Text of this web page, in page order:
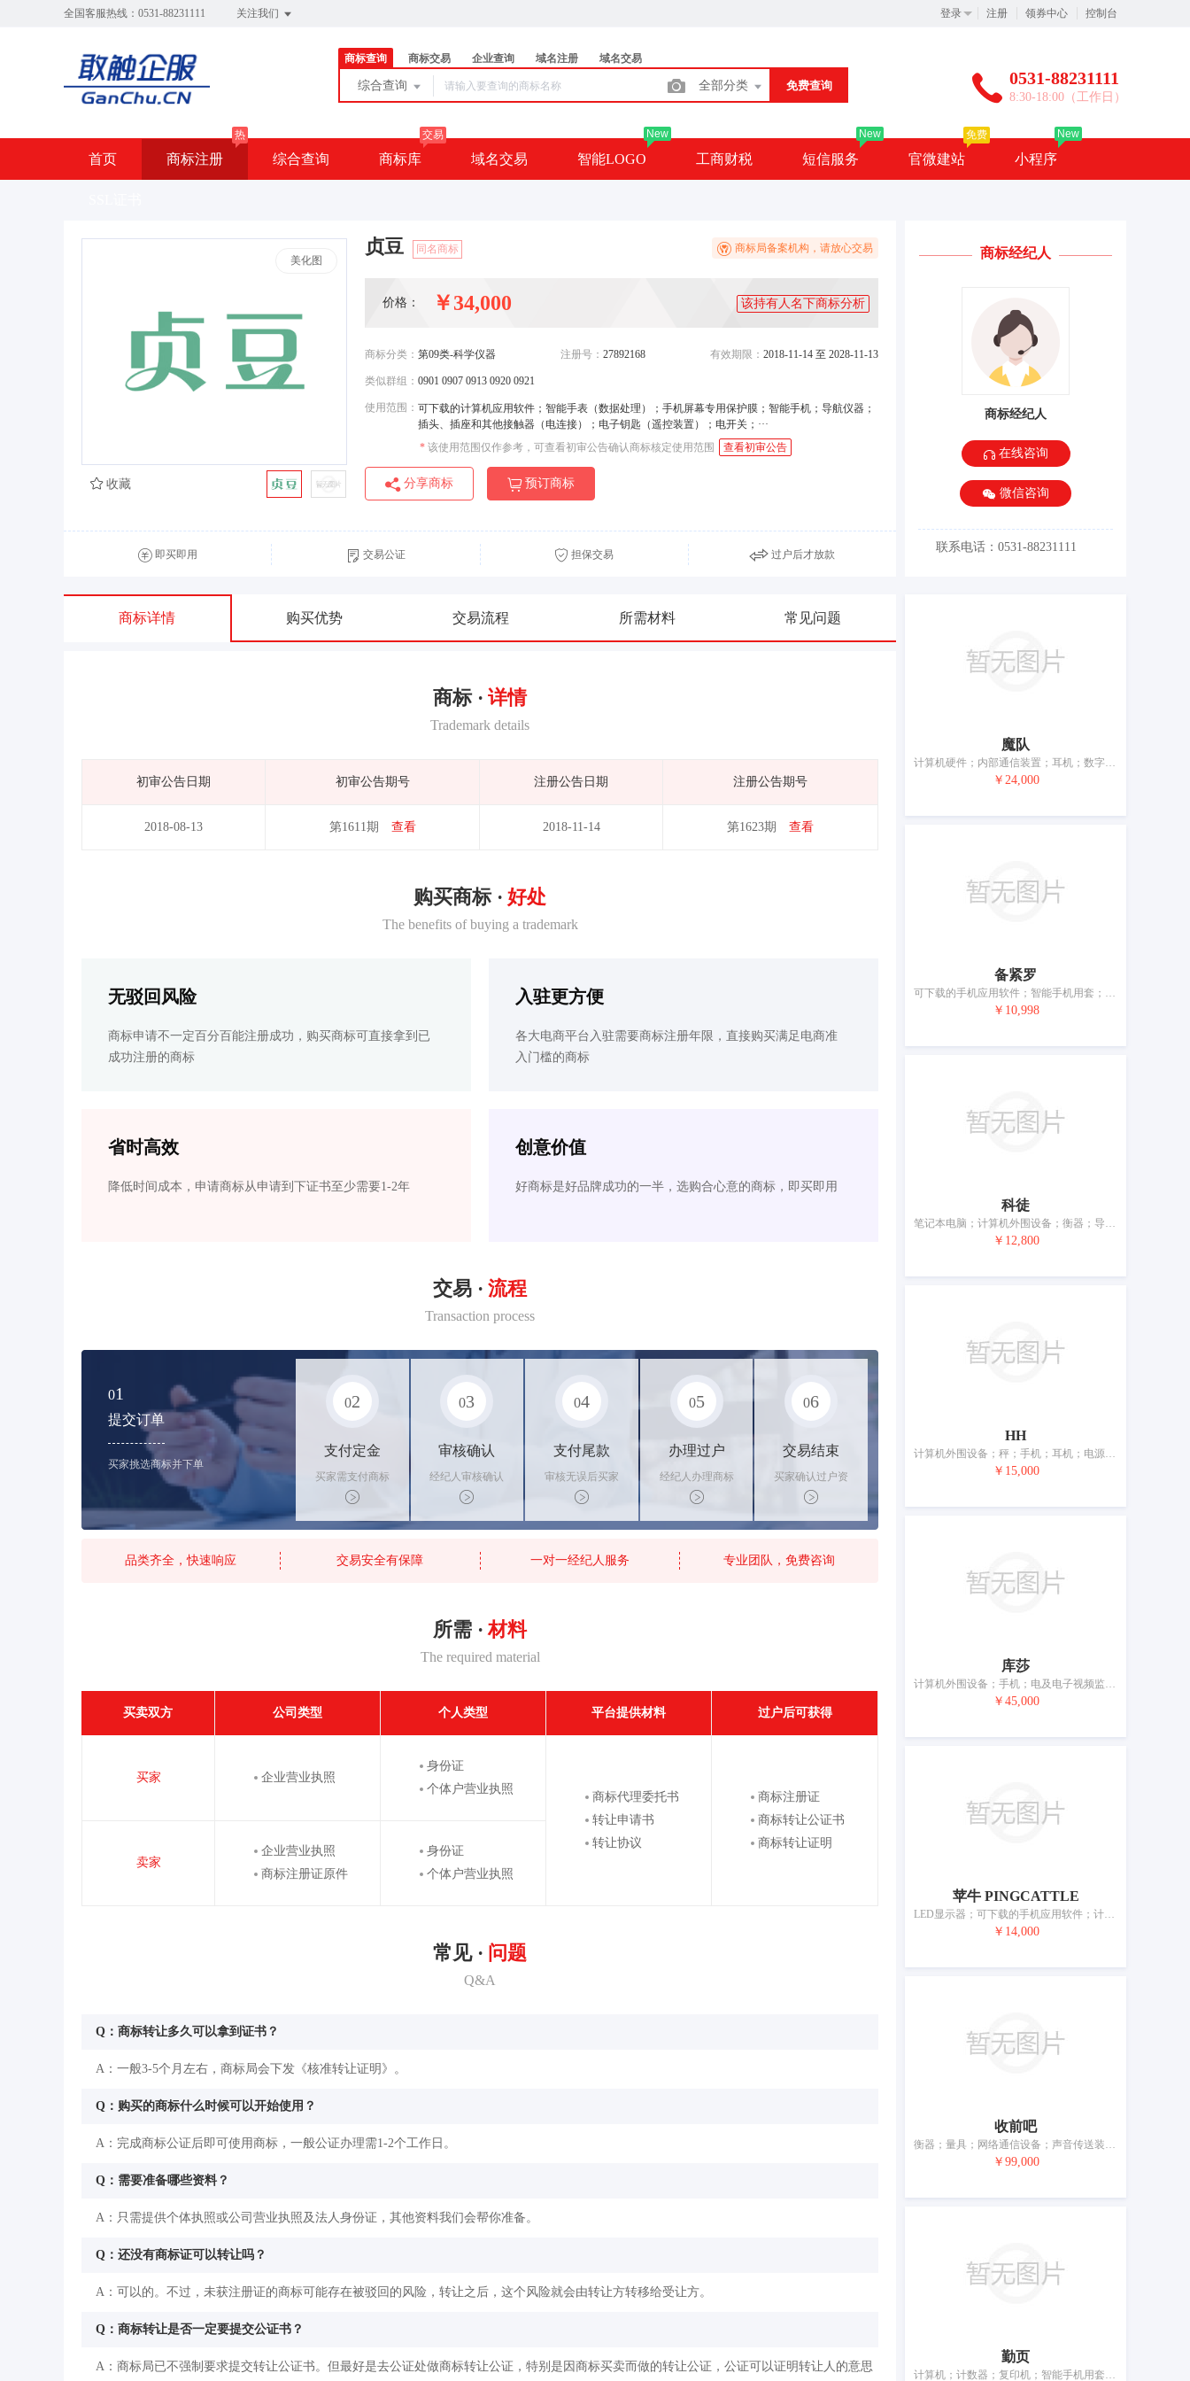
全国客服热线：0531-88231111 关注我们 登录 注册 领券中心 控制台
商标查询 商标交易 企业查询 域名注册 域名交易
综合查询 全部分类 免费查询 0531-88231111
8:30-18:00（工作日）
首页 商标注册
热
综合查询 商标库
交易
域名交易 智能LOGO
New
工商财税 短信服务
New
官微建站
免费
小程序
New
美化图
贞豆 同名商标 商标局备案机构，请放心交易
价格： ￥34,000 该持有人名下商标分析
商标分类： 第09类-科学仪器 注册号： 27892168 有效期限： 2018-11-14 至 2028-11-13
类似群组： 0901 0907 0913 0920 0921
使用范围： 可下载的计算机应用软件；智能手表（数据处理）；手机屏幕专用保护膜；智能手机；导航仪器；
插头、插座和其他接触器（电连接）；电子钥匙（遥控装置）；电开关；···
* 该使用范围仅作参考，可查看初审公告确认商标核定使用范围 查看初审公告
分享商标 预订商标
收藏
即买即用 交易公证 担保交易 过户后才放款
商标详情 购买优势 交易流程 所需材料 常见问题
商标 · 详情
Trademark details
初审公告日期 初审公告期号 注册公告日期 注册公告期号
2018-08-13 第1611期 查看 2018-11-14 第1623期 查看
购买商标 · 好处
The benefits of buying a trademark
无驳回风险
商标申请不一定百分百能注册成功，购买商标可直接拿到已
成功注册的商标
入驻更方便
各大电商平台入驻需要商标注册年限，直接购买满足电商准
入门槛的商标
省时高效
降低时间成本，申请商标从申请到下证书至少需要1-2年
创意价值
好商标是好品牌成功的一半，选购合心意的商标，即买即用
交易 · 流程
Transaction process
01
提交订单
买家挑选商标并下单
02
支付定金
买家需支付商标
标价的20%的购
买订金
03
审核确认
经纪人审核确认
商标状态
04
支付尾款
审核无误后买家
支付尾款，卖家
办理相关手续
05
办理过户
经纪人办理商标
转让手续，交付
相关证书
06
交易结束
买家确认过户资
料后，平台解冻
资金支付卖家
品类齐全，快速响应 交易安全有保障 一对一经纪人服务 专业团队，免费咨询
所需 · 材料
The required material
买卖双方 公司类型 个人类型 平台提供材料 过户后可获得
买家 企业营业执照
身份证
个体户营业执照
商标代理委托书
转让申请书
转让协议
商标注册证
商标转让公证书
商标转让证明
卖家
企业营业执照
商标注册证原件
身份证
个体户营业执照
常见 · 问题
Q&A
Q：商标转让多久可以拿到证书？
A：一般3-5个月左右，商标局会下发《核准转让证明》。
Q：购买的商标什么时候可以开始使用？
A：完成商标公证后即可使用商标，一般公证办理需1-2个工作日。
Q：需要准备哪些资料？
A：只需提供个体执照或公司营业执照及法人身份证，其他资料我们会帮你准备。
Q：还没有商标证可以转让吗？
A：可以的。不过，未获注册证的商标可能存在被驳回的风险，转让之后，这个风险就会由转让方转移给受让方。
Q：商标转让是否一定要提交公证书？
A：商标局已不强制要求提交转让公证书。但最好是去公证处做商标转让公证，特别是因商标买卖而做的转让公证，公证可以证明转让人的意思
商标经纪人
商标经纪人
在线咨询
微信咨询
联系电话：0531-88231111
魔队
计算机硬件；内部通信装置；耳机；数字投影仪；测量器械和仪器；电源材料（电线、电缆）；电容器；电子防盗装置；眼镜；电池
￥24,000
备紧罗
可下载的手机应用软件；智能手机用套；耳机；计量仪器；电源材料（电线、电缆）；芯片（集成电路）；个人用防事故装置；生物指纹门锁；眼镜；电池
￥10,998
科徒
笔记本电脑；计算机外围设备；衡器；导航仪器；手机屏幕专用保护膜；智能手机；智能手机屏幕专用保护膜；智能手机用壳；电池充电器
￥12,800
HH
计算机外围设备；秤；手机；耳机；电源材料（电线、电缆）；插头、插座和其他接触器（电连接）；眼镜；电池充电器
￥15,000
库莎
计算机外围设备；手机；电及电子视频监控设备；照相机；电线；护目镜；电子锁；太阳镜；眼镜；电池
￥45,000
苹牛 PINGCATTLE
LED显示器；可下载的手机应用软件；计算机外围设备；手机屏幕专用保护膜；智能手机用壳；入耳式耳机；USB线；液晶面板；电子锁；USB充电器
￥14,000
收前吧
衡器；量具；网络通信设备；声音传送装置；照相机（摄影）；测绘仪器；电线；电池
￥99,000
勤页
计算机；计数器；复印机；智能手机用套；头戴式耳机；照相机（摄影）；测绘仪器；电线；半导体；蓄电池